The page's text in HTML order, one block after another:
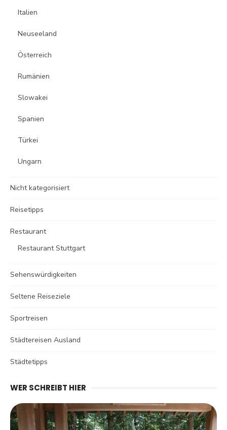
Italien
Neuseeland
Österreich
Rumänien
Slowakei
Spanien
Türkei
Ungarn
Nicht kategorisiert
Reisetipps
Restaurant
Restaurant Stuttgart
Sehenswürdigkeiten
Seltene Reiseziele
Sportreisen
Städtereisen Ausland
Städtetipps
WER SCHREIBT HIER